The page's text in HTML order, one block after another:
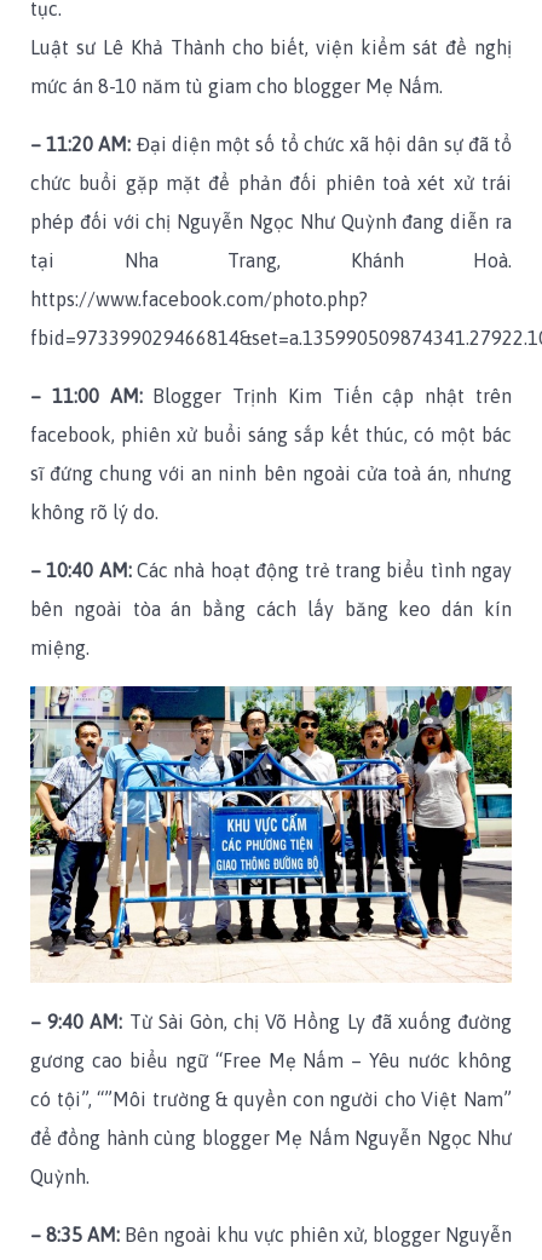
tục.
Luật sư Lê Khả Thành cho biết, viện kiểm sát đề nghị
mức án 8-10 năm tù giam cho blogger Mẹ Nấm.
– 11:20 AM: Đại diện một số tổ chức xã hội dân sự đã tổ
chức buổi gặp mặt để phản đối phiên toà xét xử trái
phép đối với chị Nguyễn Ngọc Như Quỳnh đang diễn ra
tại Nha Trang, Khánh Hoà.
https://www.facebook.com/photo.php?
– 11:00 AM:Blogger Trịnh Kim Tiến cập nhật trên
facebook, phiên xử buổi sáng sắp kết thúc, có một bác
sĩ đứng chung với an ninh bên ngoài cửa toà án, nhưng
không rõ lý do.
– 10:40 AM:Các nhà hoạt động trẻ trang biểu tình ngay
bên ngoài tòa án bằng cách lấy băng keo dán kín
miệng.
– 9:40 AM: Từ Sài Gòn, chị Võ Hồng Ly đã xuống đường
gương cao biểu ngữ “Free Mẹ Nấm – Yêu nước không
có tội”, “”Môi trường & quyền con người cho Việt Nam”
để đồng hành cùng blogger Mẹ Nấm Nguyễn Ngọc Như
Quỳnh.
– 8:35 AM: Bên ngoài khu vực phiên xử, blogger Nguyễn